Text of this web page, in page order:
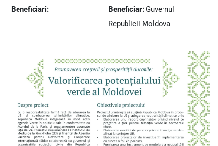
Beneficiari: Beneficiar: Guvernul
Republicii Moldova